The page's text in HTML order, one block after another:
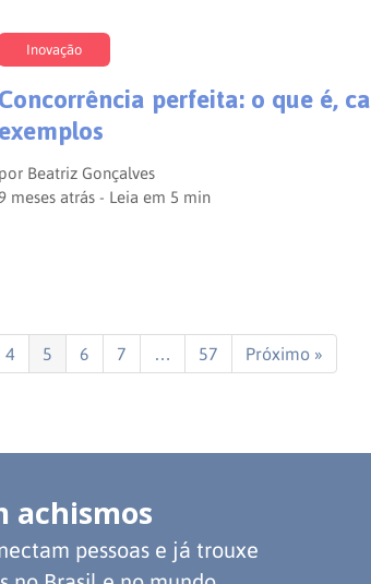
Inovação
Concorrência perfeita: o que é,
exemplos
por Beatriz Gonçalves
9 meses atrás - Leia em 5 min
4 5 6 7 … 57 Próximo »
achismos
pessoas e já trouxe